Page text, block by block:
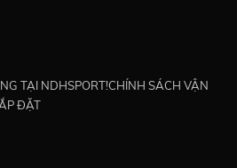
TẠI NDHSPORT!CHÍNH SÁCH VẬN
ĐẶT